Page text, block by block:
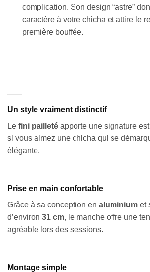
complication. Son design “astre”
caractère à votre chicha et attire le
première bouffée.
Un style vraiment distinctif
Le fini pailleté apporte une signature
si vous aimez une chicha qui se
élégante.
Prise en main confortable
Grâce à sa conception en aluminium et
d’environ 31 cm, le manche offre une
agréable lors des sessions.
Montage simple